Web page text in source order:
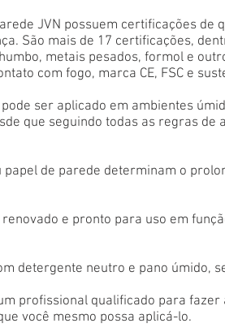
JVN possuem certificações de
São mais de 17 certificações,
metais pesados, formol e
com fogo, marca CE, FSC e
ser aplicado em ambientes
que seguindo todas as regras de
de parede determinam o
e pronto para uso em
detergente neutro e pano úmido,
profissional qualificado para fazer
você mesmo possa aplicá-lo.